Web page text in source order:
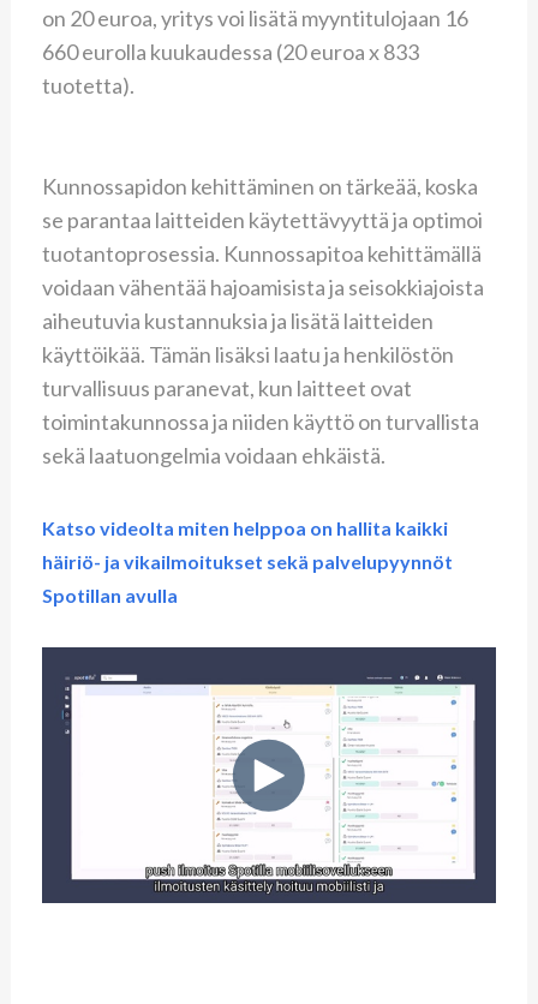
on 20 euroa, yritys voi lisätä myyntitulojaan 16
660 eurolla kuukaudessa (20 euroa x 833
tuotetta).
Kunnossapidon kehittäminen on tärkeää, koska
se parantaa laitteiden käytettävyyttä ja optimoi
tuotantoprosessia. Kunnossapitoa kehittämällä
voidaan vähentää hajoamisista ja seisokkiajoista
aiheutuvia kustannuksia ja lisätä laitteiden
käyttöikää. Tämän lisäksi laatu ja henkilöstön
turvallisuus paranevat, kun laitteet ovat
toimintakunnossa ja niiden käyttö on turvallista
sekä laatuongelmia voidaan ehkäistä.
Katso videolta miten helppoa on hallita kaikki
häiriö- ja vikailmoitukset sekä palvelupyynnöt
Spotillan avulla